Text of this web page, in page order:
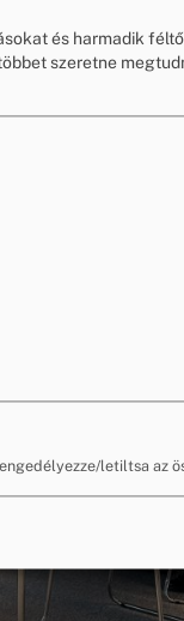
és harmadik
szeretne
letiltsa az